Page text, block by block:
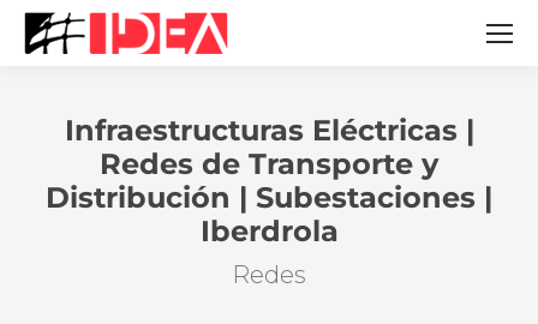
Infraestructuras Eléctricas |
Redes de Transporte y
Distribución | Subestaciones |
Iberdrola
Redes
Estás aquí: